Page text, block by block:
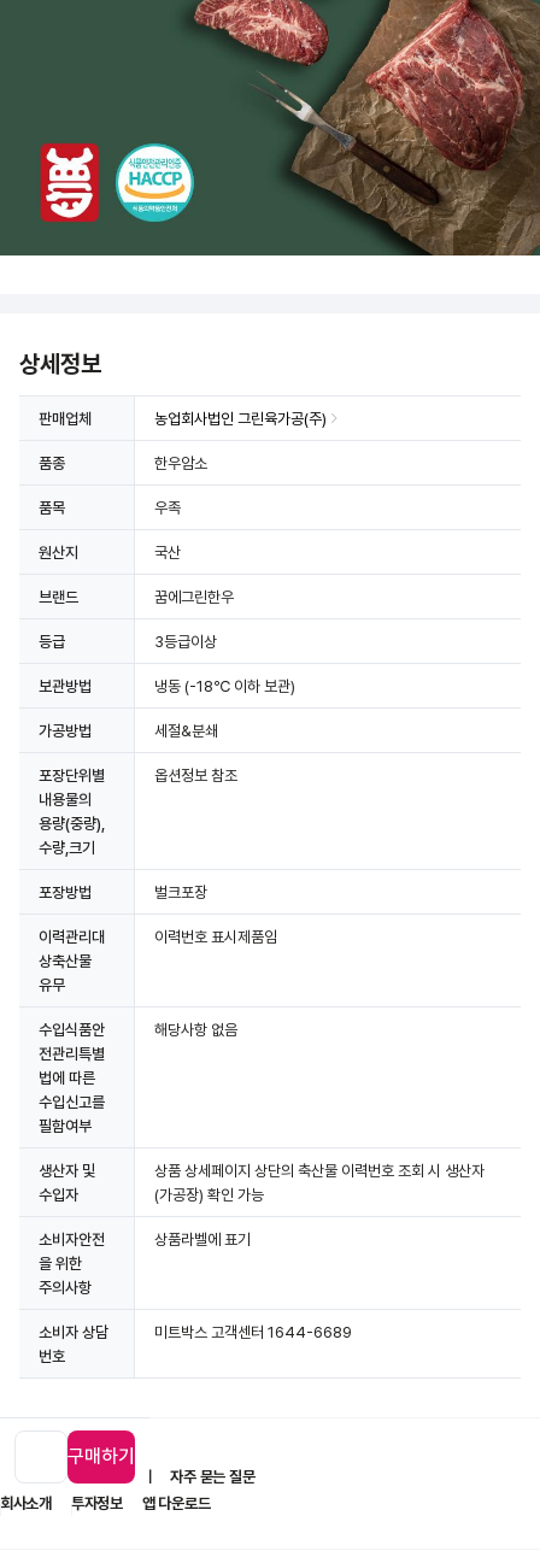
상세정보
판매업체 농업회사법인 그린육가공(주)
품종 한우암소
품목 우족
원산지 국산
브랜드 꿈에그린한우
등급 3등급이상
보관방법 냉동 (-18℃ 이하 보관)
가공방법 세절&분쇄
포장단위별
내용물의
용량(중량),
수량,크기
옵션정보 참조
포장방법 벌크포장
이력관리대
상축산물
유무
이력번호 표시제품임
수입식품안
전관리특별
법에 따른
수입신고를
필함여부
해당사항 없음
생산자 및
수입자
상품 상세페이지 상단의 축산물 이력번호 조회 시 생산자
(가공장) 확인 가능
소비자안전
을 위한
주의사항
상품라벨에 표기
소비자 상담
번호
미트박스 고객센터 1644-6689
구매하기
입점 제휴 문의 1:1 문의
자주 묻는 질문
회사소개
투자정보 앱 다운로드